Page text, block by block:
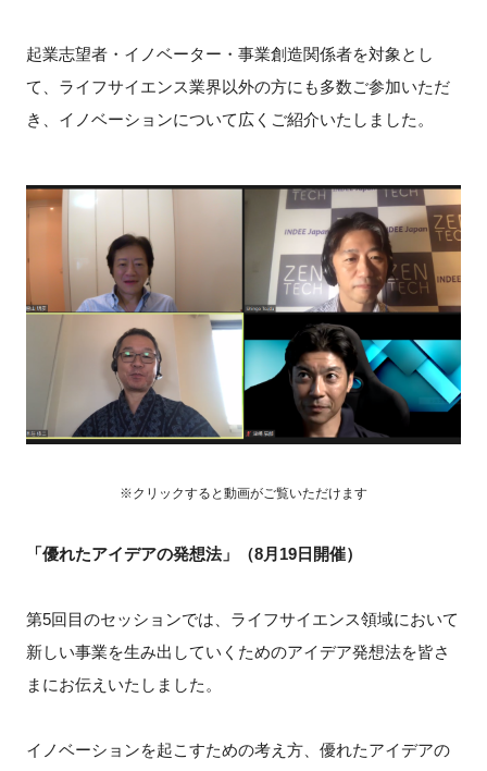
FAQ
閉じる
起業志望者・イノベーター・事業創造関係者を対象とし
て、ライフサイエンス業界以外の方にも多数ご参加いただ
き、イノベーションについて広くご紹介いたしました。
※クリックすると動画がご覧いただけます
「優れたアイデアの発想法」（8月 19日開催）
第5回目のセッションでは、ライフサイエンス領域において
新しい事業を生み出していくためのアイデア発想法を皆さ
まにお伝えいたしました。
イノベーションを起こすための考え方、優れたアイデアの